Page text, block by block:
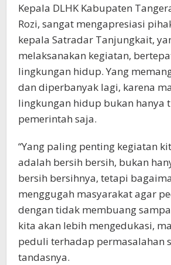
Kepala DLHK Kabupaten
Rozi, sangat mengapresiasi
kepala Satradar Tanjungkait,
melaksanakan kegiatan,
lingkungan hidup. Yang
dan diperbanyak lagi, karena
lingkungan hidup bukan hanya
pemerintah saja.
“Yang paling penting kegiatan
adalah bersih bersih, bukan
bersih bersihnya, tetapi
menggugah masyarakat agar
dengan tidak membuang
kita akan lebih mengedukasi,
peduli terhadap permasalahan
tandasnya.